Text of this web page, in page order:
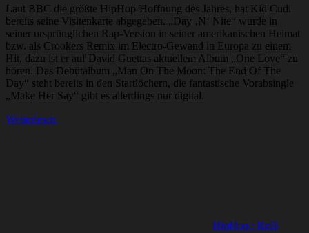
Laut BBC die größte HipHop-Hoffnung des Jahres, hat Kid Cudi
bereits seine Visitenkarte abgegeben. „Day ‚N‘ Nite“ wurde in
seiner ursprünglichen Rap-Version in seiner amerikanischen Heimat
bzw. als Crookers Remix im Electro-Gewand in Europa zu einem
Hit, dazu ist er auf David Guettas aktuellem Album „One Love“ zu
hören. Das Debütalbum „Man On The Moon: The End Of The
Day“ steht bereits in den Startlöchern, die fantastische Vorabsingle
„Make Her Say“ gibt es allerdings nur digital.
Weiterlesen
HipHop / RnB